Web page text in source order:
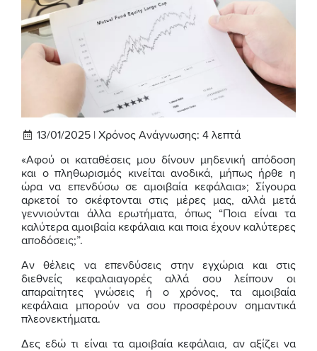
13/01/2025 | Χρόνος Ανάγνωσης: 4 λεπτά
«Αφού οι καταθέσεις μου δίνουν μηδενική απόδοση
και ο πληθωρισμός κινείται ανοδικά, μήπως ήρθε η
ώρα να επενδύσω σε αμοιβαία κεφάλαια»; Σίγουρα
αρκετοί το σκέφτονται στις μέρες μας, αλλά μετά
γεννιούνται άλλα ερωτήματα, όπως “Ποια είναι τα
καλύτερα αμοιβαία κεφάλαια και ποια έχουν καλύτερες
αποδόσεις;”.
Αν θέλεις να επενδύσεις στην εγχώρια και στις
διεθνείς κεφαλαιαγορές αλλά σου λείπουν οι
απαραίτητες γνώσεις ή ο χρόνος, τα αμοιβαία
κεφάλαια μπορούν να σου προσφέρουν σημαντικά
πλεονεκτήματα.
Δες εδώ τι είναι τα αμοιβαία κεφάλαια, αν αξίζει να